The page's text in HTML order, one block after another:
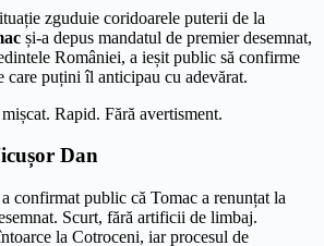
zguduie coridoarele puterii de la
și-a depus mandatul de premier desemnat,
României, a ieșit public să confirme
care puțini îl anticipau cu adevărat.
Rapid. Fără avertisment.
Dan
confirmat public că Tomac a renunțat la
Scurt, fără artificii de limbaj.
la Cotroceni, iar procesul de